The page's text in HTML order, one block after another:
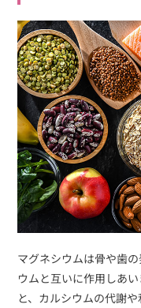
マグネシウムは骨や歯
ウムと互いに作用しあ
と、カルシウムの代謝